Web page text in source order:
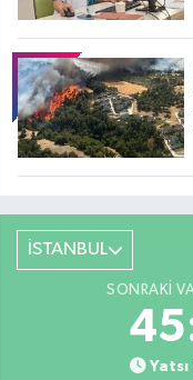
İSTANBUL
SONRAKI